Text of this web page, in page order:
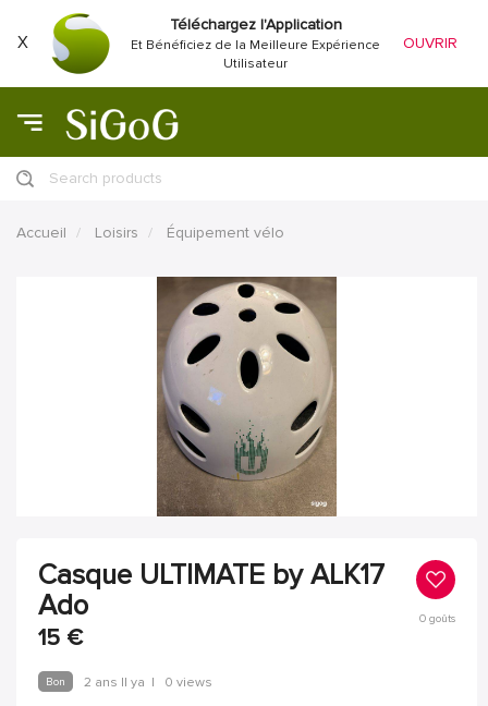
X
Téléchargez l'Application
Et Bénéficiez de la Meilleure Expérience
Utilisateur
OUVRIR
Search products
Accueil Loisirs Équipement vélo
Casque ULTIMATE by ALK17
Ado
15 €
0goûts
Bon 2 ans Il ya | 0 views